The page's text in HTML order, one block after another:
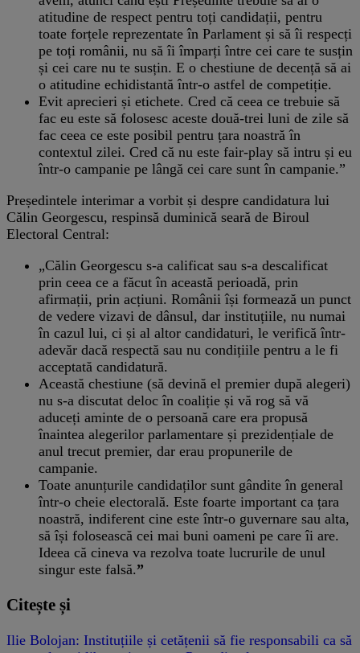
atitudine de respect pentru toți candidații, pentru
toate forțele reprezentate în Parlament și să îi respecți
pe toți românii, nu să îi împarți între cei care te susțin
și cei care nu te susțin. E o chestiune de decență să ai
o atitudine echidistantă într-o astfel de competiție.
Evit aprecieri și etichete. Cred că ceea ce trebuie să
fac eu este să folosesc aceste două-trei luni de zile să
fac ceea ce este posibil pentru țara noastră în
contextul zilei. Cred că nu este fair-play să intru și eu
într-o campanie pe lângă cei care sunt în campanie.”
Președintele interimar a vorbit și despre candidatura lui
Călin Georgescu, respinsă duminică seară de Biroul
Electoral Central:
„Călin Georgescu s-a calificat sau s-a descalificat
prin ceea ce a făcut în această perioadă, prin
afirmații, prin acțiuni. Românii își formează un punct
de vedere vizavi de dânsul, dar instituțiile, nu numai
în cazul lui, ci și al altor candidaturi, le verifică într-
adevăr dacă respectă sau nu condițiile pentru a le fi
acceptată candidatură.
Această chestiune (să devină el premier după alegeri)
nu s-a discutat deloc în coaliție și vă rog să vă
aduceți aminte de o persoană care era propusă
înaintea alegerilor parlamentare și prezidențiale de
anul trecut premier, dar erau propunerile de
campanie.
Toate anunțurile candidaților sunt gândite în general
într-o cheie electorală. Este foarte important ca țara
noastră, indiferent cine este într-o guvernare sau alta,
să își folosească cei mai buni oameni pe care îi are.
Ideea că cineva va rezolva toate lucrurile de unul
singur este falsă.”
Citește și
Ilie Bolojan: Instituțiile și cetățenii să fie responsabili ca să